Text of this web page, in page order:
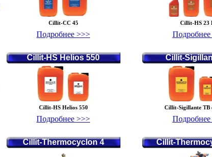
Cillit-CC 45 Cillit-HS 23
Подробнее >>>
Cillit-HS Helios 550 Cillit-
Cillit-HS Helios 550 Cillit-Sigillante TB
Подробнее >>>
Cillit-Thermocyclon 4 Cillit-